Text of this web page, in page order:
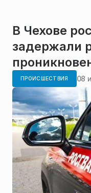
В Чехове
задержали
ПРОИСШЕСТВИЯ 08